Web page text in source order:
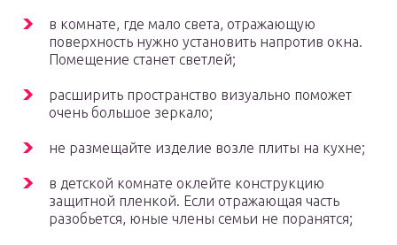
в комнате, где мало света, отражающую
поверхность нужно установить напротив окна.
Помещение станет светлей;
расширить пространство визуально поможет
очень большое зеркало;
не размещайте изделие возле плиты на кухне;
в детской комнате оклейте конструкцию
защитной пленкой. Если отражающая часть
разобьется, юные члены семьи не поранятся;